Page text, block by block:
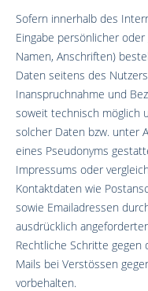
Sofern innerhalb des
Eingabe persönlicher
Namen, Anschriften)
Daten seitens des
Inanspruchnahme und
soweit technisch möglich
solcher Daten bzw. unter
eines Pseudonyms
Impressums oder
Kontaktdaten wie
sowie Emailadressen
ausdrücklich
Rechtliche Schritte gegen
Mails bei Verstössen
vorbehalten.